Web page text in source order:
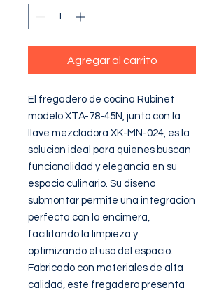
Agregar al carrito
El fregadero de cocina Rubinet
modelo XTA-78-45N, junto con la
llave mezcladora XK-MN-024, es la
solucion ideal para quienes buscan
funcionalidad y elegancia en su
espacio culinario. Su diseno
submontar permite una integracion
perfecta con la encimera,
facilitando la limpieza y
optimizando el uso del espacio.
Fabricado con materiales de alta
calidad, este fregadero presenta